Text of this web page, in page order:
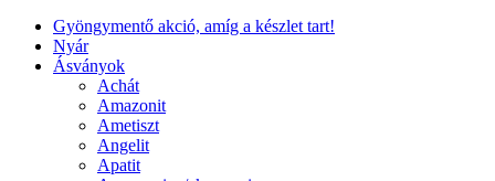
Gyöngymentő akció, amíg a készlet tart!
Nyár
Ásványok
Achát
Amazonit
Ametiszt
Angelit
Apatit